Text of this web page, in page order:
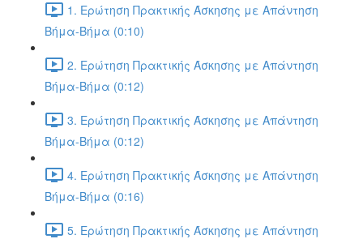
1. Ερώτηση Πρακτικής Άσκησης με Απάντηση
Βήμα-Βήμα (0:10)
2. Ερώτηση Πρακτικής Άσκησης με Απάντηση
Βήμα-Βήμα (0:12)
3. Ερώτηση Πρακτικής Άσκησης με Απάντηση
Βήμα-Βήμα (0:12)
4. Ερώτηση Πρακτικής Άσκησης με Απάντηση
Βήμα-Βήμα (0:16)
5. Ερώτηση Πρακτικής Άσκησης με Απάντηση